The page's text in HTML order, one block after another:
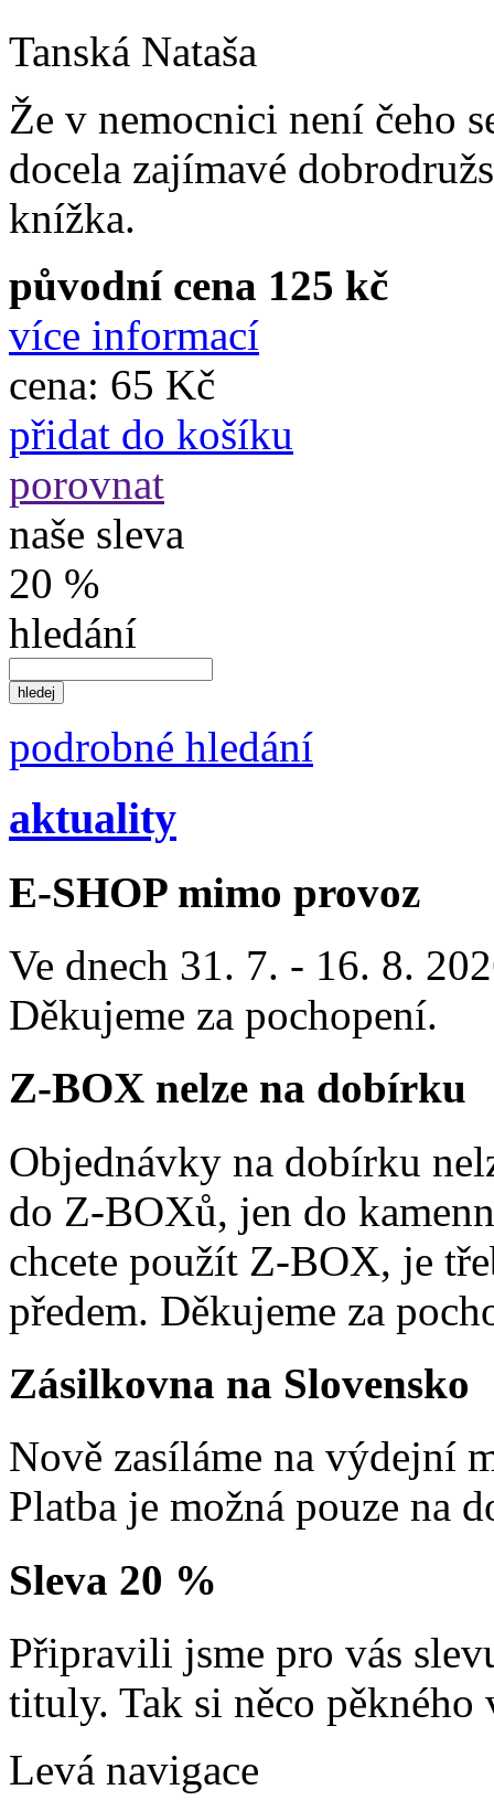
Tanská Nataša
Že v nemocnici není čeho
docela zajímavé
knížka.
původní cena 125 kč
více informací
cena: 65 Kč
přidat do košíku
porovnat
naše sleva
20 %
hledání
podrobné hledání
aktuality
E-SHOP mimo provoz
Ve dnech 31. 7. - 16. 8.
Děkujeme za pochopení.
Z-BOX nelze na dobírku
Objednávky na dobírku
do Z-BOXů, jen do
chcete použít Z-BOX, je
předem. Děkujeme za
Zásilkovna na Slovensko
Nově zasíláme na výdejní
Platba je možná pouze na
Sleva 20 %
Připravili jsme pro vás
tituly. Tak si něco pěkného
Levá navigace